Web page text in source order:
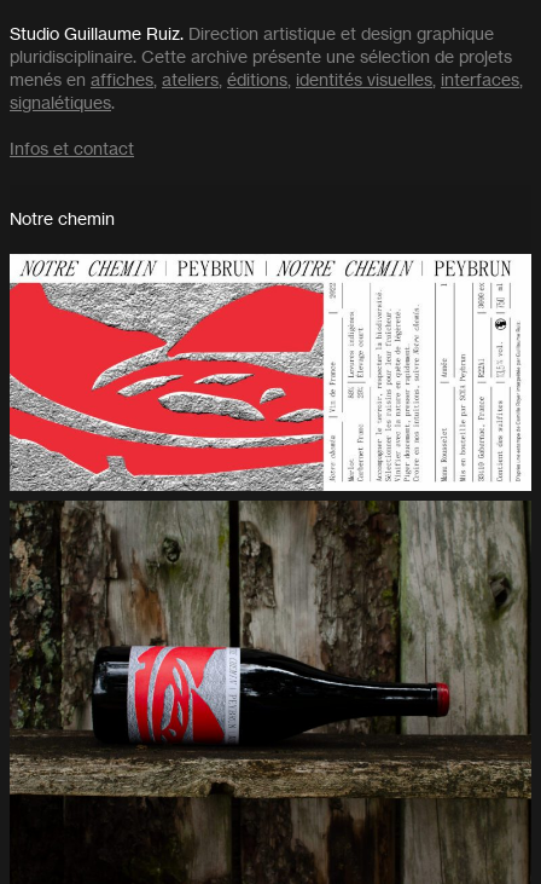
Studio Guillaume Ruiz. Direction artistique et design graphique
pluridisciplinaire. Cette archive présente une sélection de projets
menés en affiches, ateliers, éditions, identités visuelles, interfaces,
signalétiques.
Infos et contact
Notre chemin